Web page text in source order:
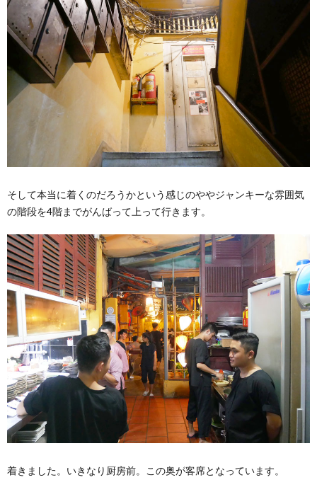
そして本当に着くのだろうかという感じのややジャンキーな雰囲気
の階段を4階までがんばって上って行きます。
着きました。いきなり厨房前。この奥が客席となっています。